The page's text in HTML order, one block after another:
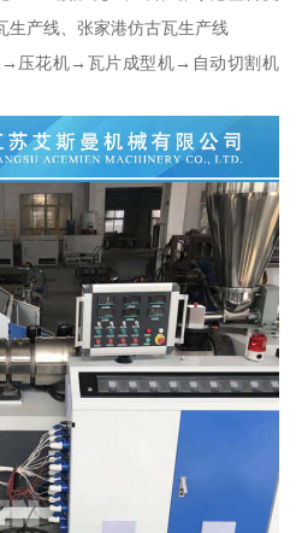
生产线、张家港仿古瓦生产线
压花机→瓦片成型机→自动切割机